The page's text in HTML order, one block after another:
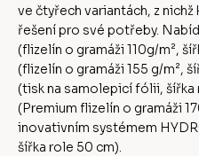
ve čtyřech variantách, z nichž
řešení pro své potřeby.
(flizelín o gramáži 110g/m²,
(flizelín o gramáži 155 g/m²,
(tisk na samolepicí fólii, šířka
(Premium flizelín o gramáži
inovativním systémem
šířka role 50 cm).